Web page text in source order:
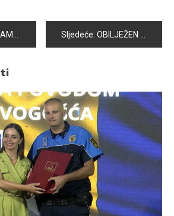
VOGOŠĆE Sljedeće: OBILJEŽEN DAN ŠEHIDA